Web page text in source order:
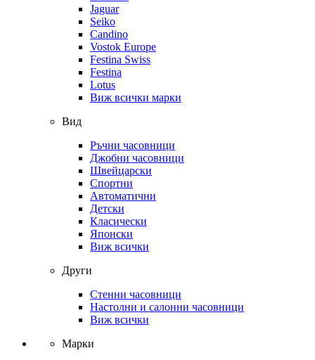
Jaguar
Seiko
Candino
Vostok Europe
Festina Swiss
Festina
Lotus
Виж всички марки
Вид
Ръчни часовници
Джобни часовници
Швейцарски
Спортни
Автоматични
Детски
Класически
Японски
Виж всички
Други
Стенни часовници
Настолни и салонни часовници
Виж всички
Марки